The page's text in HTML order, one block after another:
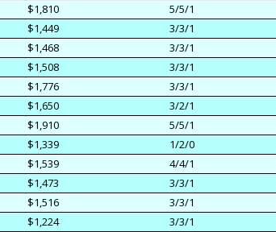
$1,810 5/5/1
$1,449 3/3/1
$1,468 3/3/1
$1,508 3/3/1
$1,776 3/3/1
$1,650 3/2/1
$1,910 5/5/1
$1,339 1/2/0
$1,539 4/4/1
$1,473 3/3/1
$1,516 3/3/1
$1,224 3/3/1